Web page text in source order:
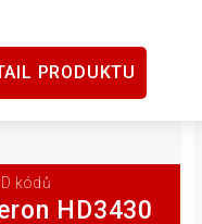
PRODUKTU
kódů
HD3430